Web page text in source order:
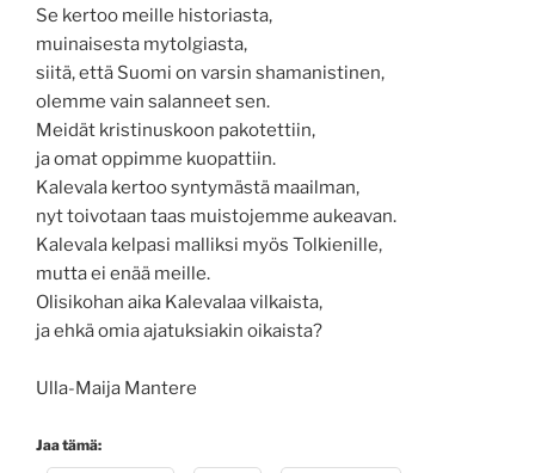
Se kertoo meille historiasta,
muinaisesta mytolgiasta,
siitä, että Suomi on varsin shamanistinen,
olemme vain salanneet sen.
Meidät kristinuskoon pakotettiin,
ja omat oppimme kuopattiin.
Kalevala kertoo syntymästä maailman,
nyt toivotaan taas muistojemme aukeavan.
Kalevala kelpasi malliksi myös Tolkienille,
mutta ei enää meille.
Olisikohan aika Kalevalaa vilkaista,
ja ehkä omia ajatuksiakin oikaista?
Ulla-Maija Mantere
Jaa tämä: